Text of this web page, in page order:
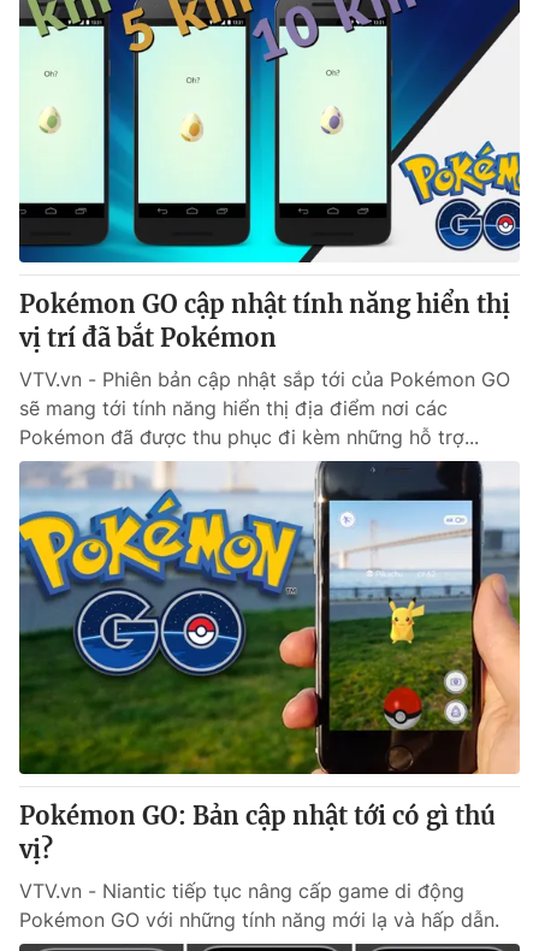
Y tế
Câu chuyện quốc tế
Tài chính
Thị trường
Góc doanh nghiệp
Dữ liệu và đời sống
Truyền hình
Phim VTV
Hậu trường
Nhân vật
Khán giả
Giải sao mai
Giải trí
Điện ảnh
Âm nhạc
Sao
Đời sống
Du lịch
Làm đẹp
Chất lượng cuộc sống
Giáo dục
Tuyển sinh
Học trực tuyến
Công nghệ
Hitech Công nghệ tương lai
Sản phẩm
Thị trường
Tư vấn
Giao lưu trực tuyến
Lịch phát sóng
Chuyên mục khác
Emagazine
Photo Infographic
Pokémon GO cập nhật tính năng hiển thị
vị trí đã bắt Pokémon
VTV.vn - Phiên bản cập nhật sắp tới của Pokémon GO
sẽ mang tới tính năng hiển thị địa điểm nơi các
Pokémon đã được thu phục đi kèm những hỗ trợ...
Pokémon GO: Bản cập nhật tới có gì thú
vị?
VTV.vn - Niantic tiếp tục nâng cấp game di động
Pokémon GO với những tính năng mới lạ và hấp dẫn.